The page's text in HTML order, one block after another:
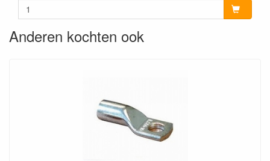
Anderen kochten ook